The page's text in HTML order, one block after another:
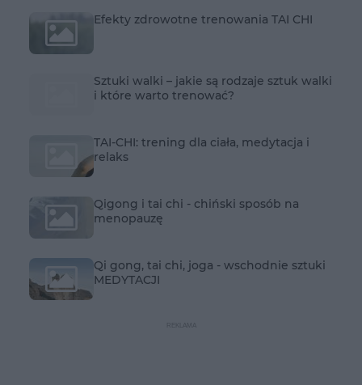
Efekty zdrowotne trenowania TAI CHI
Sztuki walki – jakie są rodzaje sztuk walki
i które warto trenować?
TAI-CHI: trening dla ciała, medytacja i
relaks
Qigong i tai chi - chiński sposób na
menopauzę
Qi gong, tai chi, joga - wschodnie sztuki
MEDYTACJI